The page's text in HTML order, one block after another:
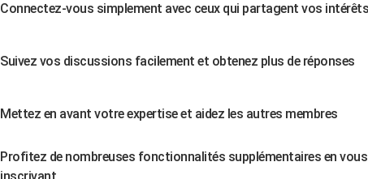
Connectez-vous simplement avec ceux qui partagent vos intérêts
Suivez vos discussions facilement et obtenez plus de réponses
Mettez en avant votre expertise et aidez les autres membres
Profitez de nombreuses fonctionnalités supplémentaires en vous